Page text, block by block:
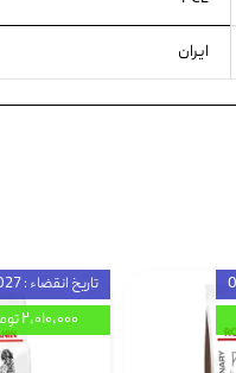
ایران
تاریخ انقضاء : 10/2027
۲,۰۱۰,۰۰۰ تومان